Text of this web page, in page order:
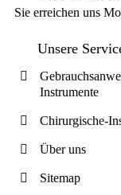
Sie erreichen uns
Unsere
Instrumente
Chirurgische-
Über uns
Sitemap